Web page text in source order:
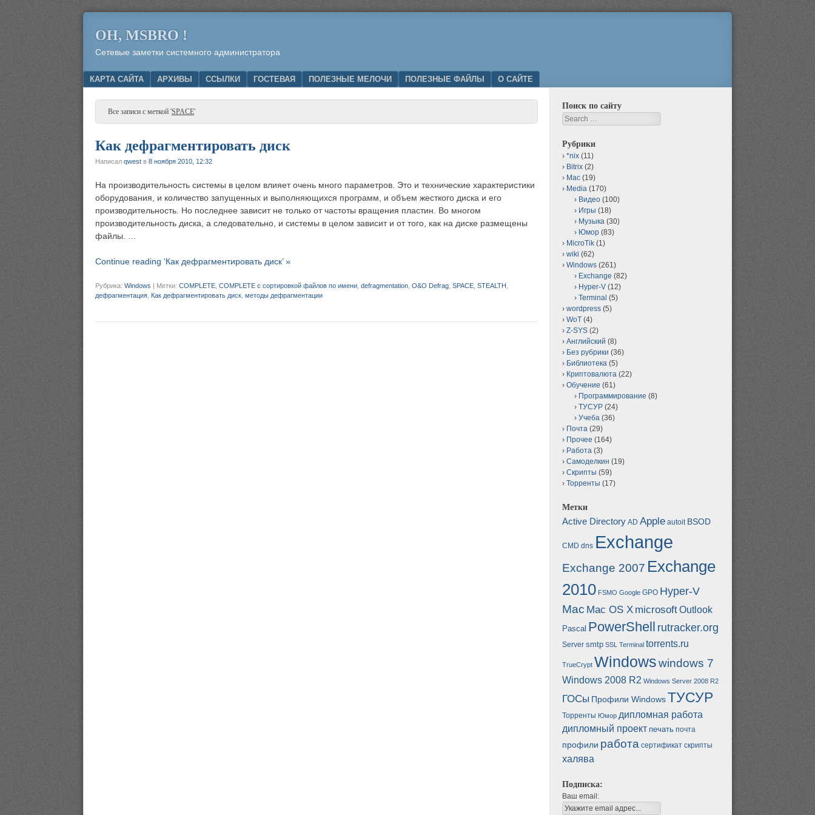
OH, MSBRO !
Сетевые заметки системного администратора
Menu
SKIP TO CONTENT
КАРТА САЙТА АРХИВЫ ССЫЛКИ ГОСТЕВАЯ ПОЛЕЗНЫЕ МЕЛОЧИ ПОЛЕЗНЫЕ ФАЙЛЫ О САЙТЕ
Все записи с меткой 'SPACE'
Как дефрагментировать диск
Написал qwest в 8 ноября 2010, 12:32
На производительность системы в целом влияет очень много параметров. Это и технические характеристики
оборудования, и количество запущенных и выполняющихся программ, и объем жесткого диска и его
производительность. Но последнее зависит не только от частоты вращения пластин. Во многом
производительность диска, а следовательно, и системы в целом зависит и от того, как на диске размещены
файлы. …
Continue reading ‘Как дефрагментировать диск’ »
Рубрика: Windows | Метки: COMPLETE COMPLETE с сортировкой файлов по имени defragmentation O&O Defrag SPACE STEALTH
дефрагментация Как дефрагментировать диск методы дефрагментации
Поиск по сайту
Search
Рубрики
*nix (11)
Bitrix (2)
Mac (19)
Media (170)
Видео (100)
Игры (18)
Музыка (30)
Юмор (83)
MicroTik (1)
wiki (62)
Windows (261)
Exchange (82)
Hyper-V (12)
Terminal (5)
wordpress (5)
WoT (4)
Z-SYS (2)
Английский (8)
Без рубрики (36)
Библиотека (5)
Криптовалюта (22)
Обучение (61)
Программирование (8)
ТУСУР (24)
Учеба (36)
Почта (29)
Прочее (164)
Работа (3)
Самоделкин (19)
Скрипты (59)
Торренты (17)
Метки
Active Directory AD Apple autoit BSOD
CMD dns Exchange
Exchange 2007 Exchange
2010 FSMO Google GPO Hyper-V
Mac Mac OS X microsoftOutlook
Pascal PowerShell rutracker.org
Server smtp SSL Terminal torrents.ru
TrueCrypt Windowswindows 7
Windows 2008 R2 Windows Server 2008 R2
ГОСы Профили WindowsТУСУР
Торренты Юмор дипломная работа
дипломный проект печать почта
профили работа сертификат скрипты
халява
Подписка:
Ваш email: